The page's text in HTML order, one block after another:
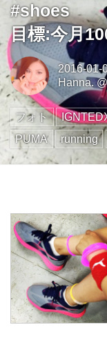
#shoes
目標:今月
2016-01-
Hanna.
フォト
PUMA
running